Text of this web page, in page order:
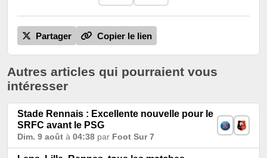
Partager Copier le lien
Autres articles qui pourraient vous
intéresser
Stade Rennais : Excellente nouvelle pour le
SRFC avant le PSG
Dim. 9 août à 04:38 par Foot Sur 7